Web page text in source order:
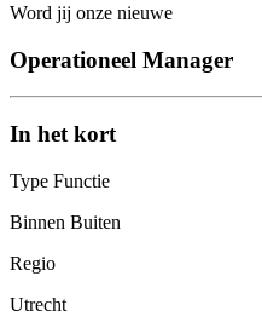
Word jij onze nieuwe
Operationeel Manager
In het kort
Type Functie
Binnen Buiten
Regio
Utrecht